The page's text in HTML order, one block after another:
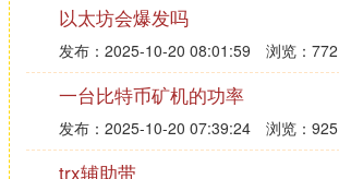
以太坊会爆发吗
发布：2025-10-20 08:01:59 浏览：772
一台比特币矿机的功率
发布：2025-10-20 07:39:24 浏览：925
trx辅助带